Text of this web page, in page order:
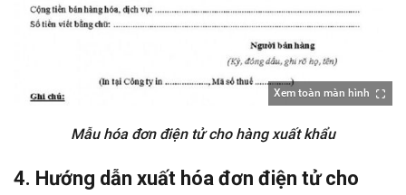
Xem toàn màn hình
Mẫu hóa đơn điện tử cho hàng xuất khẩu
4. Hướng dẫn xuất hóa đơn điện tử cho